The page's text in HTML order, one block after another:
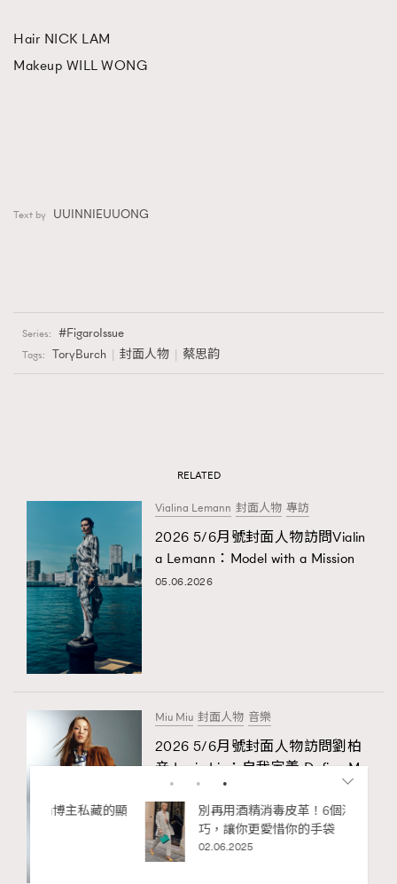
Hair NICK LAM
Makeup WILL WONG
Text by UUINNIEUUONG
Series: FigaroIssue
Tags: ToryBurch 封面人物 蔡思韵
RELATED
Vialina Lemann 封面人物 專訪
2026 5/6月號封面人物訪問Vialin
a Lemann：Model with a Mission
05.06.2026
Miu Miu 封面人物 音樂
2026 5/6月號封面人物訪問劉柏
辛 Lexie Liu：自我定義 Define My
self
29.05.2026
別再用酒精消毒皮革！6個清潔手袋小技
巧，讓你更愛惜你的手袋
02.06.2025